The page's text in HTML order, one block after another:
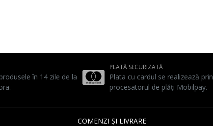
în 14 zile de la
PLATĂ SECURIZATĂ
Plata cu cardul se realizează prin
procesatorul de plăți Mobilpay.
COMENZI ȘI LIVRARE